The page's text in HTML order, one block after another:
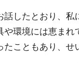
したとおり、私
環境には恵ま
こともあり、せ